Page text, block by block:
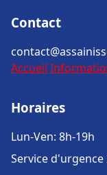
Contact
Accueil
Horaires
Lun-Ven: 8h-19h
Service d'urgence